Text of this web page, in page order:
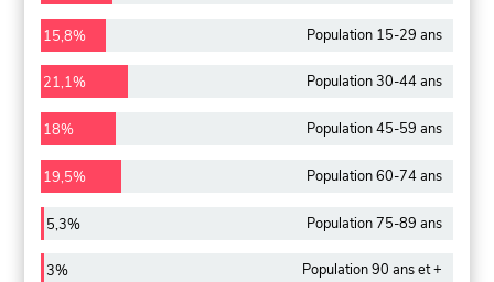
15,8% Population 15-29 ans
21,1% Population 30-44 ans
18% Population 45-59 ans
19,5% Population 60-74 ans
5,3% Population 75-89 ans
3% Population 90 ans et +